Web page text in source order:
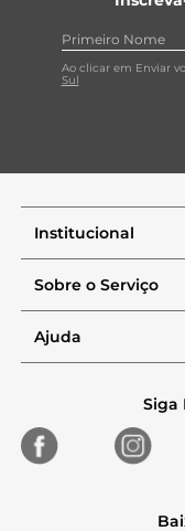
Ao clicar em Enviar
Sul
Institucional
Sobre o Serviço
Ajuda
Siga